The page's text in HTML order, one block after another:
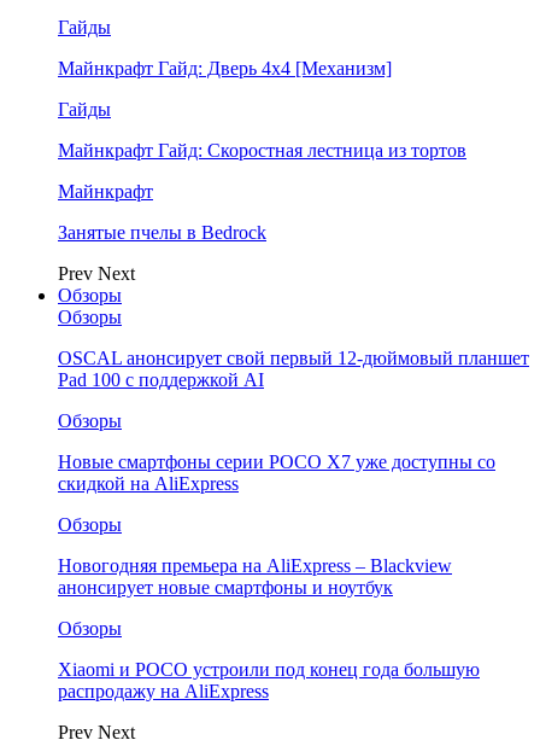
Гайды
Майнкрафт Гайд: Дверь 4х4 [Механизм]
Гайды
Майнкрафт Гайд: Скоростная лестница из тортов
Майнкрафт
Занятые пчелы в Bedrock
Prev Next
Обзоры
Обзоры
OSCAL анонсирует свой первый 12-дюймовый планшет
Pad 100 с поддержкой AI
Обзоры
Новые смартфоны серии POCO X7 уже доступны со
скидкой на AliExpress
Обзоры
Новогодняя премьера на AliExpress – Blackview
анонсирует новые смартфоны и ноутбук
Обзоры
Xiaomi и POCO устроили под конец года большую
распродажу на AliExpress
Prev Next